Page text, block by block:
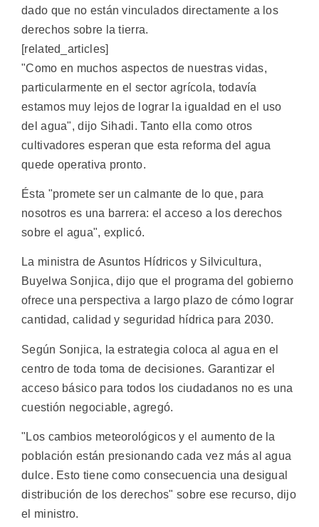
dado que no están vinculados directamente a los
derechos sobre la tierra.
[related_articles]
"Como en muchos aspectos de nuestras vidas,
particularmente en el sector agrícola, todavía
estamos muy lejos de lograr la igualdad en el uso
del agua", dijo Sihadi. Tanto ella como otros
cultivadores esperan que esta reforma del agua
quede operativa pronto.
Ésta "promete ser un calmante de lo que, para
nosotros es una barrera: el acceso a los derechos
sobre el agua", explicó.
La ministra de Asuntos Hídricos y Silvicultura,
Buyelwa Sonjica, dijo que el programa del gobierno
ofrece una perspectiva a largo plazo de cómo lograr
cantidad, calidad y seguridad hídrica para 2030.
Según Sonjica, la estrategia coloca al agua en el
centro de toda toma de decisiones. Garantizar el
acceso básico para todos los ciudadanos no es una
cuestión negociable, agregó.
"Los cambios meteorológicos y el aumento de la
población están presionando cada vez más al agua
dulce. Esto tiene como consecuencia una desigual
distribución de los derechos" sobre ese recurso, dijo
el ministro.